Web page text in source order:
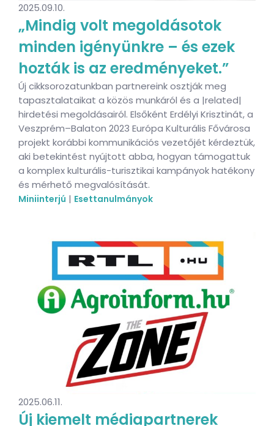
2025.09.10.
„Mindig volt megoldásotok
minden igényünkre – és ezek
hozták is az eredményeket.”
Új cikksorozatunkban partnereink osztják meg
tapasztalataikat a közös munkáról és a |related|
hirdetési megoldásairól. Elsőként Erdélyi Krisztinát, a
Veszprém–Balaton 2023 Európa Kulturális Fővárosa
projekt korábbi kommunikációs vezetőjét kérdeztük,
aki betekintést nyújtott abba, hogyan támogattuk
a komplex kulturális-turisztikai kampányok hatékony
és mérhető megvalósítását.
Miniinterjú | Esettanulmányok
2025.06.11.
Új kiemelt médiapartnerek